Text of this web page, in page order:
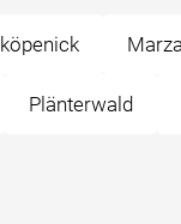
Plänterwald